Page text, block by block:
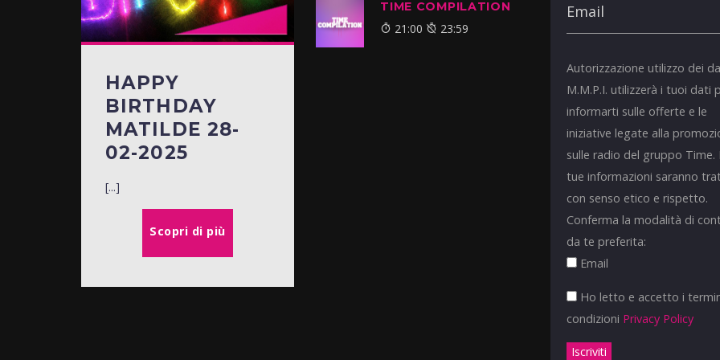
HAPPY
BIRTHDAY
MATILDE 28-
02-2025
[...]
Scopri di più
TIME COMPILATION
21:00 23:59
Autorizzazione utilizzo dei
M.M.P.I. utilizzerà i tuoi dati
informarti sulle offerte e le
iniziative legate alla
sulle radio del gruppo Time.
tue informazioni saranno
con senso etico e rispetto.
Conferma la modalità di
da te preferita:
Email
Ho letto e accetto i
condizioni Privacy Policy